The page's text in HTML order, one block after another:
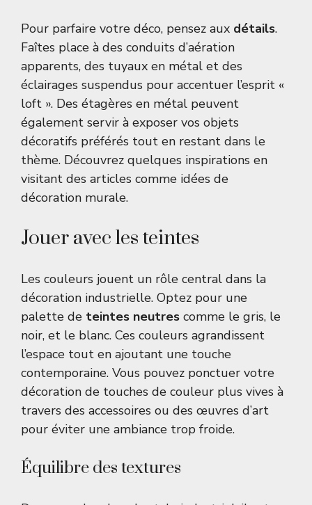
Pour parfaire votre déco, pensez aux détails.
Faîtes place à des conduits d’aération
apparents, des tuyaux en métal et des
éclairages suspendus pour accentuer l’esprit «
loft ». Des étagères en métal peuvent
également servir à exposer vos objets
décoratifs préférés tout en restant dans le
thème. Découvrez quelques inspirations en
visitant des articles comme idées de
décoration murale.
Jouer avec les teintes
Les couleurs jouent un rôle central dans la
décoration industrielle. Optez pour une
palette de teintes neutres comme le gris, le
noir, et le blanc. Ces couleurs agrandissent
l’espace tout en ajoutant une touche
contemporaine. Vous pouvez ponctuer votre
décoration de touches de couleur plus vives à
travers des accessoires ou des œuvres d’art
pour éviter une ambiance trop froide.
Équilibre des textures